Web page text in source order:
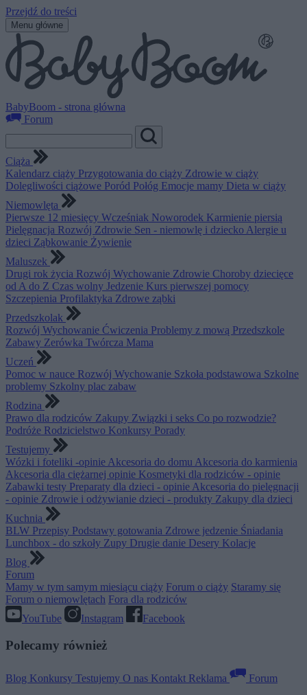
Przejdź do treści
Menu główne
BabyBoom - strona główna
Forum
Ciąża
Kalendarz ciąży Przygotowania do ciąży Zdrowie w ciąży
Dolegliwości ciążowe Poród Połóg Emocje mamy Dieta w ciąży
Niemowlęta
Pierwsze 12 miesięcy Wcześniak Noworodek Karmienie piersią
Pielęgnacja Rozwój Zdrowie Sen - niemowlę i dziecko Alergie u
dzieci Ząbkowanie Żywienie
Maluszek
Drugi rok życia Rozwój Wychowanie Zdrowie Choroby dziecięce
od A do Z Czas wolny Jedzenie Kurs pierwszej pomocy
Szczepienia Profilaktyka Zdrowe ząbki
Przedszkolak
Rozwój Wychowanie Ćwiczenia Problemy z mową Przedszkole
Zabawy Zerówka Twórcza Mama
Uczeń
Pomoc w nauce Rozwój Wychowanie Szkoła podstawowa Szkolne
problemy Szkolny plac zabaw
Rodzina
Prawo dla rodziców Zakupy Związki i seks Co po rozwodzie?
Podróże Rodzicielstwo Konkursy Porady
Testujemy
Wózki i foteliki -opinie Akcesoria do domu Akcesoria do karmienia
Akcesoria dla ciężarnej opinie Kosmetyki dla rodziców - opinie
Zabawki testy Preparaty dla dzieci - opinie Akcesoria do pielęgnacji
- opinie Zdrowie i odżywianie dzieci - produkty Zakupy dla dzieci
Kuchnia
BLW Przepisy Podstawy gotowania Zdrowe jedzenie Śniadania
Lunchbox - do szkoły Zupy Drugie danie Desery Kolacje
Blog
Forum
Mamy w tym samym miesiącu ciąży Forum o ciąży Staramy się
Forum o niemowlętach Fora dla rodziców
YouTube
Instagram Facebook
Polecamy również
Blog Konkursy Testujemy O nas Kontakt Reklama
Forum